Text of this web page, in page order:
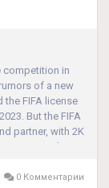
competition in
of a new
the FIFA license
But the FIFA
partner, with 2K
with...
0 Комментарии